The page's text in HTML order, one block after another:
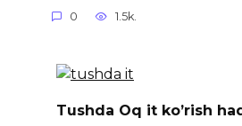
0 1.5k.
Tushda Oq it ko’rish